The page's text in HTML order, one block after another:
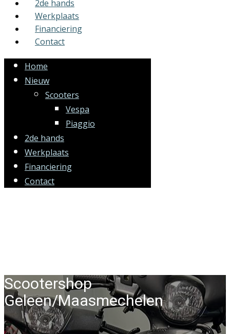
2de hands
Werkplaats
Financiering
Contact
Home
Nieuw
Scooters
Vespa
Piaggio
2de hands
Werkplaats
Financiering
Contact
Scootershop
Geleen/Maasmechelen